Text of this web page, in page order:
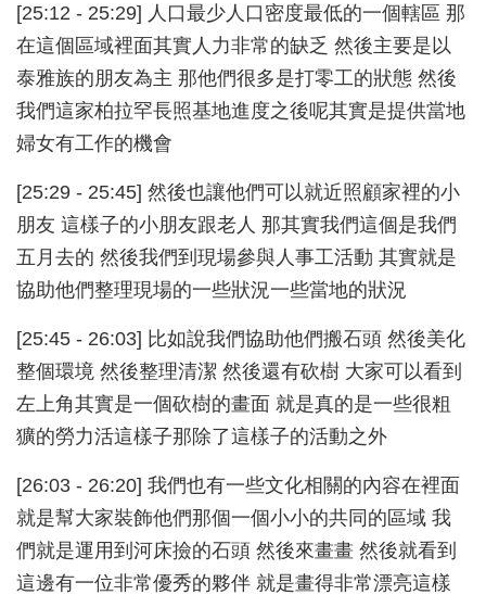
[25:12 - 25:29] 人口最少人口密度最低的一個轄區 那
在這個區域裡面其實人力非常的缺乏 然後主要是以
泰雅族的朋友為主 那他們很多是打零工的狀態 然後
我們這家柏拉罕長照基地進度之後呢其實是提供當地
婦女有工作的機會
[25:29 - 25:45] 然後也讓他們可以就近照顧家裡的小
朋友 這樣子的小朋友跟老人 那其實我們這個是我們
五月去的 然後我們到現場參與人事工活動 其實就是
協助他們整理現場的一些狀況一些當地的狀況
[25:45 - 26:03] 比如說我們協助他們搬石頭 然後美化
整個環境 然後整理清潔 然後還有砍樹 大家可以看到
左上角其實是一個砍樹的畫面 就是真的是一些很粗
獷的勞力活這樣子那除了這樣子的活動之外
[26:03 - 26:20] 我們也有一些文化相關的內容在裡面
就是幫大家裝飾他們那個一個小小的共同的區域 我
們就是運用到河床撿的石頭 然後來畫畫 然後就看到
這邊有一位非常優秀的夥伴 就是畫得非常漂亮這樣